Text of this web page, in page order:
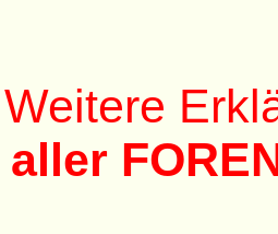
Weitere
aller